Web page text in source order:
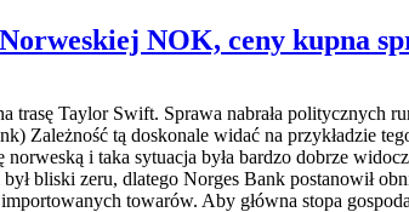
NOK, ceny kupna
trasę Taylor Swift. Sprawa nabrała
Zależność tą doskonale widać na przykładzie
norweską i taka sytuacja była bardzo dobrze
bliski zeru, dlatego Norges Bank postanowił
towarów. Aby główna stopa